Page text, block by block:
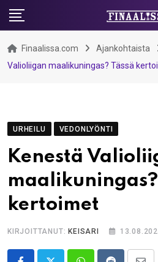
Skip
content
Finaalissa.com Ajankohtaista
Valioliigan maalikuningas? Tässä
URHEILU VEDONLYÖNTI
Kenestä
maalikuningas?
kertoimet
KIRJOITTANUT: KEISARI